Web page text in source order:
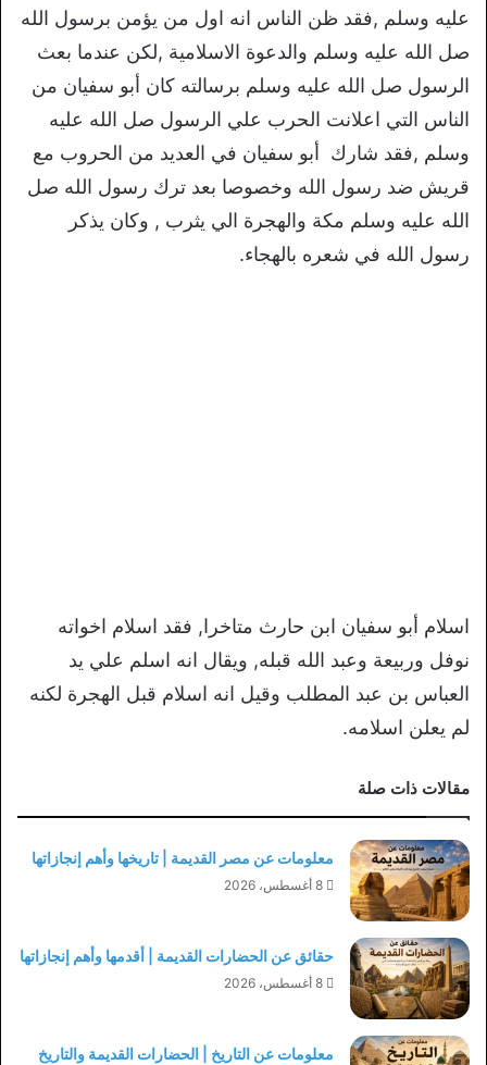
عليه وسلم ,فقد ظن الناس انه اول من يؤمن برسول الله
صل الله عليه وسلم والدعوة الاسلامية ,لكن عندما بعث
الرسول صل الله عليه وسلم برسالته كان أبو سفيان من
الناس التي اعلانت الحرب علي الرسول صل الله عليه
وسلم ,فقد شارك أبو سفيان في العديد من الحروب مع
قريش ضد رسول الله وخصوصا بعد ترك رسول الله صل
الله عليه وسلم مكة والهجرة الي يثرب , وكان يذكر
رسول الله في شعره بالهجاء.
اسلام أبو سفيان ابن حارث متاخرا, فقد اسلام اخواته
نوفل وربيعة وعبد الله قبله, ويقال انه اسلم علي يد
العباس بن عبد المطلب وقيل انه اسلام قبل الهجرة لكنه
لم يعلن اسلامه.
مقالات ذات صلة
معلومات عن مصر القديمة | تاريخها وأهم إنجازاتها
8 أغسطس، 2026
حقائق عن الحضارات القديمة | أقدمها وأهم إنجازاتها
8 أغسطس، 2026
معلومات عن التاريخ | الحضارات القديمة والتاريخ